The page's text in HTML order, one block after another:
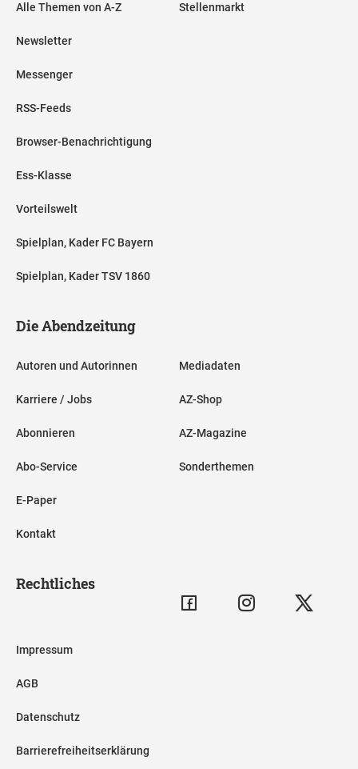
Alle Themen von A-Z
Newsletter
Messenger
RSS-Feeds
Browser-Benachrichtigung
Ess-Klasse
Vorteilswelt
Spielplan, Kader FC Bayern
Spielplan, Kader TSV 1860
Stellenmarkt
Die Abendzeitung
Autoren und Autorinnen
Karriere / Jobs
Abonnieren
Abo-Service
E-Paper
Kontakt
Mediadaten
AZ-Shop
AZ-Magazine
Sonderthemen
Rechtliches
Impressum
AGB
Datenschutz
Barrierefreiheitserklärung